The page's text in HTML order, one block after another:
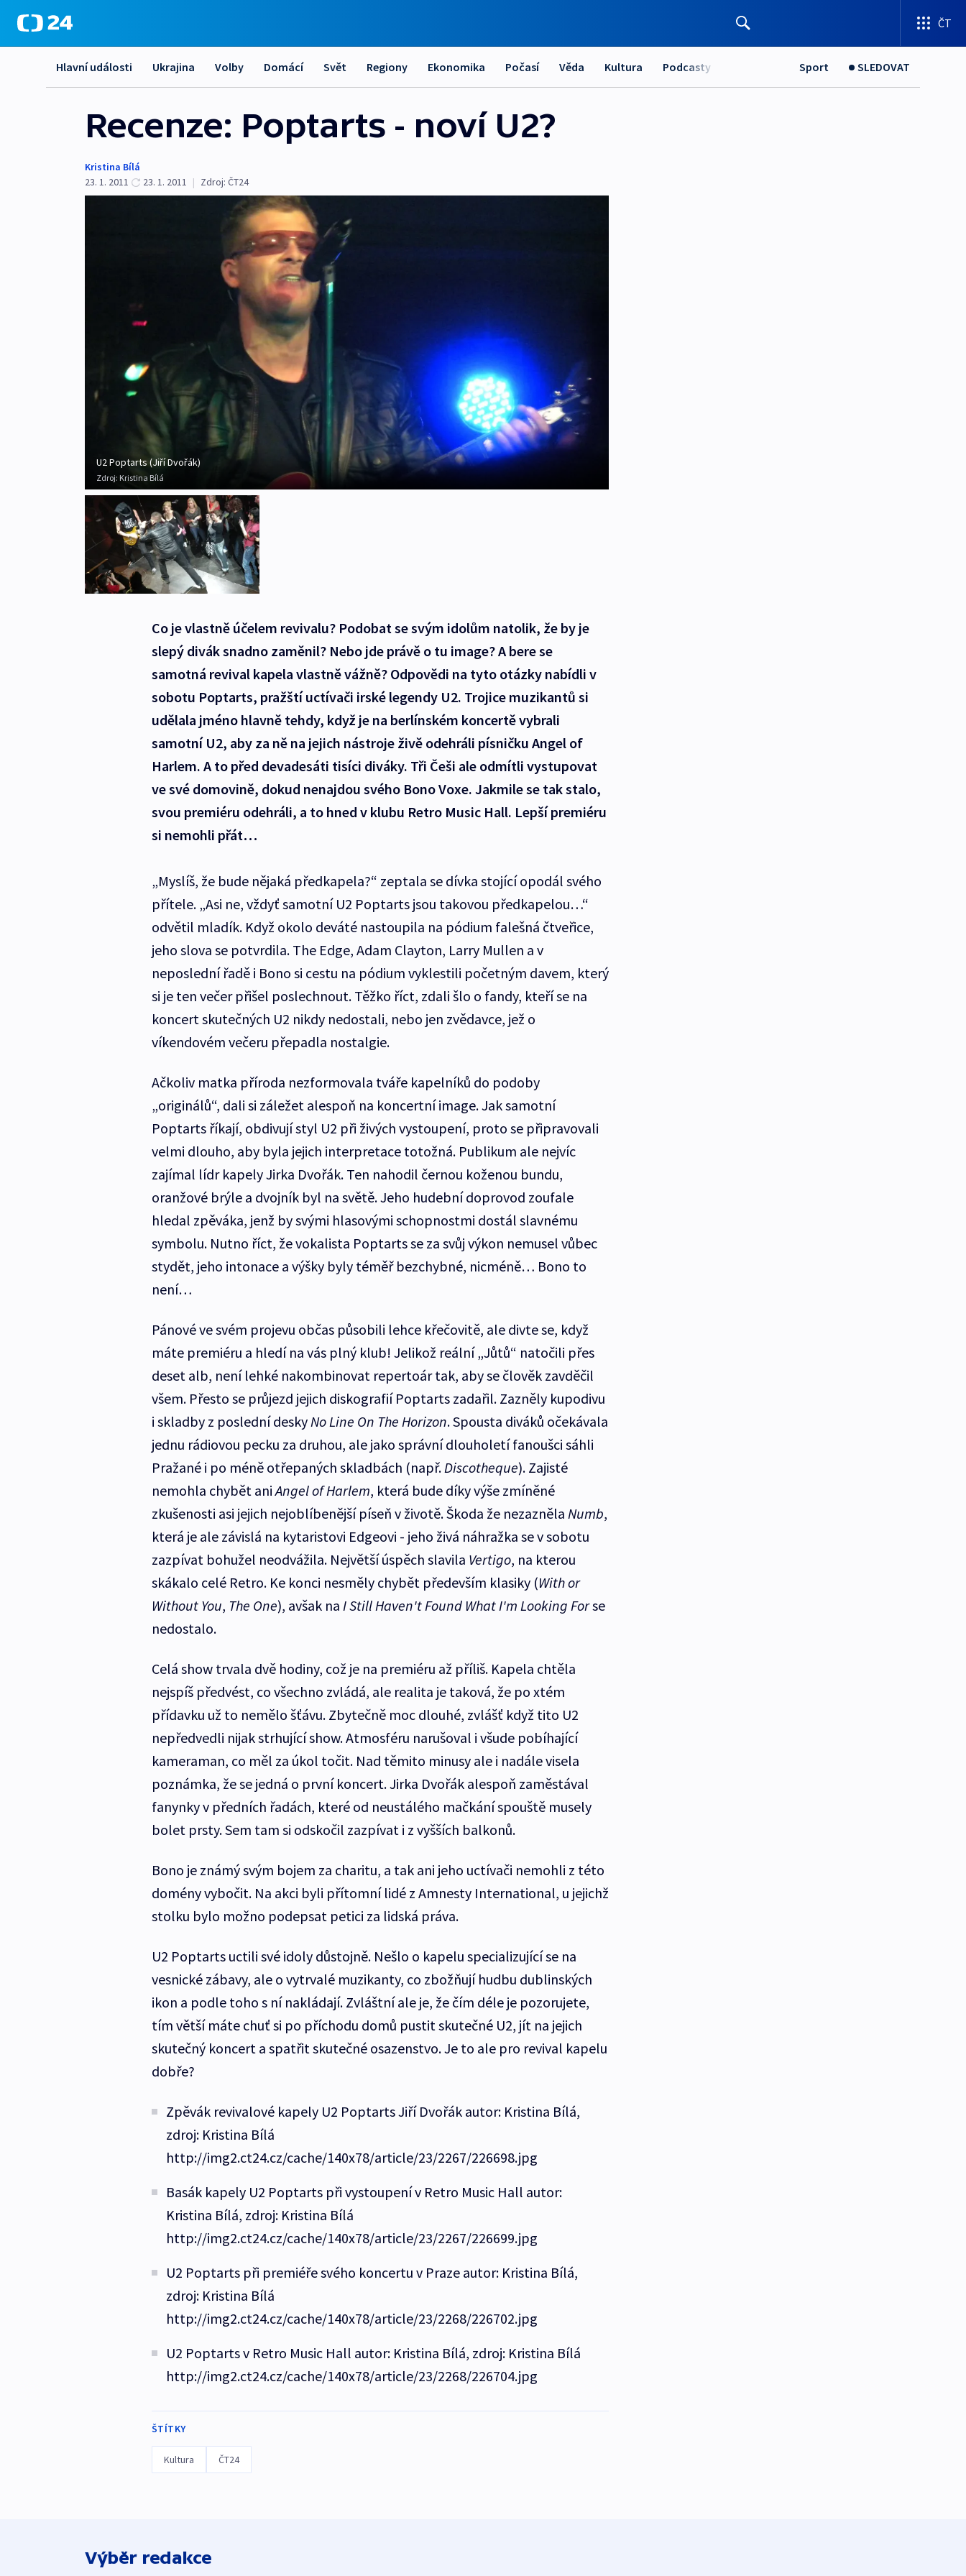
ČT
Hlavní události Ukrajina Volby Domácí Svět Regiony Ekonomika Počasí Věda Kultura Podcasty Sport SLEDOVAT
Recenze: Poptarts - noví U2?
Kristina Bílá
23. 1. 2011
23. 1. 2011 | Zdroj: ČT24
U2 Poptarts (Jiří Dvořák)
Zdroj: Kristina Bílá
Co je vlastně účelem revivalu? Podobat se svým idolům natolik, že by je
slepý divák snadno zaměnil? Nebo jde právě o tu image? A bere se
samotná revival kapela vlastně vážně? Odpovědi na tyto otázky nabídli v
sobotu Poptarts, pražští uctívači irské legendy U2. Trojice muzikantů si
udělala jméno hlavně tehdy, když je na berlínském koncertě vybrali
samotní U2, aby za ně na jejich nástroje živě odehráli písničku Angel of
Harlem. A to před devadesáti tisíci diváky. Tři Češi ale odmítli vystupovat
ve své domovině, dokud nenajdou svého Bono Voxe. Jakmile se tak stalo,
svou premiéru odehráli, a to hned v klubu Retro Music Hall. Lepší premiéru
si nemohli přát…
„Myslíš, že bude nějaká předkapela?“ zeptala se dívka stojící opodál svého
přítele. „Asi ne, vždyť samotní U2 Poptarts jsou takovou předkapelou…“
odvětil mladík. Když okolo deváté nastoupila na pódium falešná čtveřice,
jeho slova se potvrdila. The Edge, Adam Clayton, Larry Mullen a v
neposlední řadě i Bono si cestu na pódium vyklestili početným davem, který
si je ten večer přišel poslechnout. Těžko říct, zdali šlo o fandy, kteří se na
koncert skutečných U2 nikdy nedostali, nebo jen zvědavce, jež o
víkendovém večeru přepadla nostalgie.
Ačkoliv matka příroda nezformovala tváře kapelníků do podoby
„originálů“, dali si záležet alespoň na koncertní image. Jak samotní
Poptarts říkají, obdivují styl U2 při živých vystoupení, proto se připravovali
velmi dlouho, aby byla jejich interpretace totožná. Publikum ale nejvíc
zajímal lídr kapely Jirka Dvořák. Ten nahodil černou koženou bundu,
oranžové brýle a dvojník byl na světě. Jeho hudební doprovod zoufale
hledal zpěváka, jenž by svými hlasovými schopnostmi dostál slavnému
symbolu. Nutno říct, že vokalista Poptarts se za svůj výkon nemusel vůbec
stydět, jeho intonace a výšky byly téměř bezchybné, nicméně… Bono to
není…
Pánové ve svém projevu občas působili lehce křečovitě, ale divte se, když
máte premiéru a hledí na vás plný klub! Jelikož reální „Jůtů“ natočili přes
deset alb, není lehké nakombinovat repertoár tak, aby se člověk zavděčil
všem. Přesto se průjezd jejich diskografií Poptarts zadařil. Zazněly kupodivu
i skladby z poslední desky No Line On The Horizon. Spousta diváků očekávala
jednu rádiovou pecku za druhou, ale jako správní dlouholetí fanoušci sáhli
Pražané i po méně otřepaných skladbách (např. Discotheque). Zajisté
nemohla chybět aniAngel of Harlem, která bude díky výše zmíněné
zkušenosti asi jejich nejoblíbenější píseň v životě. Škoda že nezazněla Numb,
která je ale závislá na kytaristovi Edgeovi - jeho živá náhražka se v sobotu
zazpívat bohužel neodvážila. Největší úspěch slavila Vertigo, na kterou
skákalo celé Retro. Ke konci nesměly chybět především klasiky (With or
Without You, The One), avšak na I Still Haven't Found What I'm Looking Forse
nedostalo.
Celá show trvala dvě hodiny, což je na premiéru až příliš. Kapela chtěla
nejspíš předvést, co všechno zvládá, ale realita je taková, že po xtém
přídavku už to nemělo šťávu. Zbytečně moc dlouhé, zvlášť když tito U2
nepředvedli nijak strhující show. Atmosféru narušoval i všude pobíhající
kameraman, co měl za úkol točit. Nad těmito minusy ale i nadále visela
poznámka, že se jedná o první koncert. Jirka Dvořák alespoň zaměstával
fanynky v předních řadách, které od neustálého mačkání spouště musely
bolet prsty. Sem tam si odskočil zazpívat i z vyšších balkonů.
Bono je známý svým bojem za charitu, a tak ani jeho uctívači nemohli z této
domény vybočit. Na akci byli přítomní lidé z Amnesty International, u jejichž
stolku bylo možno podepsat petici za lidská práva.
U2 Poptarts uctili své idoly důstojně. Nešlo o kapelu specializující se na
vesnické zábavy, ale o vytrvalé muzikanty, co zbožňují hudbu dublinských
ikon a podle toho s ní nakládají. Zvláštní ale je, že čím déle je pozorujete,
tím větší máte chuť si po příchodu domů pustit skutečné U2, jít na jejich
skutečný koncert a spatřit skutečné osazenstvo. Je to ale pro revival kapelu
dobře?
Zpěvák revivalové kapely U2 Poptarts Jiří Dvořák autor: Kristina Bílá,
zdroj: Kristina Bílá
http://img2.ct24.cz/cache/140x78/article/23/2267/226698.jpg
Basák kapely U2 Poptarts při vystoupení v Retro Music Hall autor:
Kristina Bílá, zdroj: Kristina Bílá
http://img2.ct24.cz/cache/140x78/article/23/2267/226699.jpg
U2 Poptarts při premiéře svého koncertu v Praze autor: Kristina Bílá,
zdroj: Kristina Bílá
http://img2.ct24.cz/cache/140x78/article/23/2268/226702.jpg
U2 Poptarts v Retro Music Hall autor: Kristina Bílá, zdroj: Kristina Bílá
http://img2.ct24.cz/cache/140x78/article/23/2268/226704.jpg
ŠTÍTKY
Kultura ČT24
Výběr redakce